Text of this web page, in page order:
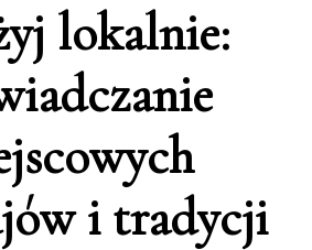
lokalnie:
i tradycji